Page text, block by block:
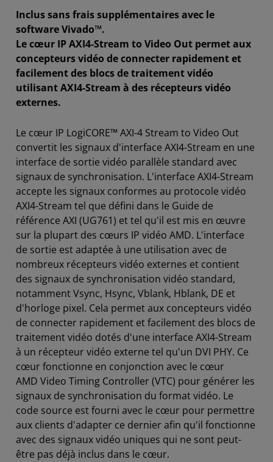
Inclus sans frais supplémentaires avec le
software Vivado™.
Le cœur IP AXI4-Stream to Video Out permet aux
concepteurs vidéo de connecter rapidement et
facilement des blocs de traitement vidéo
utilisant AXI4-Stream à des récepteurs vidéo
externes.
Le cœur IP LogiCORE™ AXI-4 Stream to Video Out
convertit les signaux d'interface AXI4-Stream en une
interface de sortie vidéo parallèle standard avec
signaux de synchronisation. L'interface AXI4-Stream
accepte les signaux conformes au protocole vidéo
AXI4-Stream tel que défini dans le Guide de
référence AXI (UG761) et tel qu'il est mis en œuvre
sur la plupart des cœurs IP vidéo AMD. L'interface
de sortie est adaptée à une utilisation avec de
nombreux récepteurs vidéo externes et contient
des signaux de synchronisation vidéo standard,
notamment Vsync, Hsync, Vblank, Hblank, DE et
d'horloge pixel. Cela permet aux concepteurs vidéo
de connecter rapidement et facilement des blocs de
traitement vidéo dotés d'une interface AXI4-Stream
à un récepteur vidéo externe tel qu'un DVI PHY. Ce
cœur fonctionne en conjonction avec le cœur
AMD Video Timing Controller (VTC) pour générer les
signaux de synchronisation du format vidéo. Le
code source est fourni avec le cœur pour permettre
aux clients d'adapter ce dernier afin qu'il fonctionne
avec des signaux vidéo uniques qui ne sont peut-
être pas déjà inclus dans le cœur.